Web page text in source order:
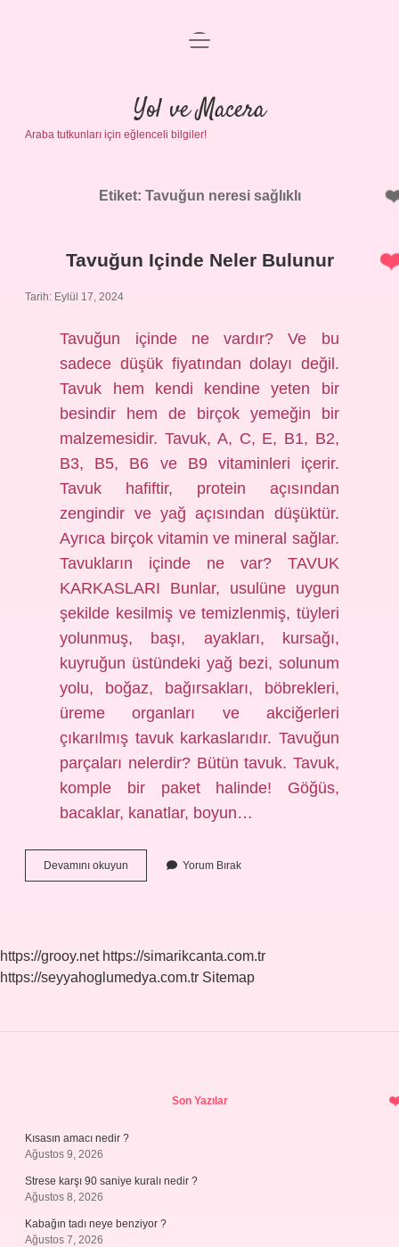
Anasayfa
Gizlilik Politikası
Yasal Uyarı
menüyü
Yol ve Macera
Araba tutkunları için eğlenceli bilgiler!
Etiket: Tavuğun neresi sağlıklı
Tavuğun Içinde Neler Bulunur
Tarih: Eylül 17, 2024
Tavuğun içinde ne vardır? Ve bu
sadece düşük fiyatından dolayı değil.
Tavuk hem kendi kendine yeten bir
besindir hem de birçok yemeğin bir
malzemesidir. Tavuk, A, C, E, B1, B2,
B3, B5, B6 ve B9 vitaminleri içerir.
Tavuk hafiftir, protein açısından
zengindir ve yağ açısından düşüktür.
Ayrıca birçok vitamin ve mineral sağlar.
Tavukların içinde ne var? TAVUK
KARKASLARI Bunlar, usulüne uygun
şekilde kesilmiş ve temizlenmiş, tüyleri
yolunmuş, başı, ayakları, kursağı,
kuyruğun üstündeki yağ bezi, solunum
yolu, boğaz, bağırsakları, böbrekleri,
üreme organları ve akciğerleri
çıkarılmış tavuk karkaslarıdır. Tavuğun
parçaları nelerdir? Bütün tavuk. Tavuk,
komple bir paket halinde! Göğüs,
bacaklar, kanatlar, boyun…
Devamını okuyun Tavuğun
Içinde
Yorum Bırak
https://grooy.net https://simarikcanta.com.tr
https://seyyahoglumedya.com.tr Sitemap
Son Yazılar
Kısasın amacı nedir ?
Ağustos 9, 2026
Strese karşı 90 saniye kuralı nedir ?
Ağustos 8, 2026
Kabağın tadı neye benziyor ?
Ağustos 7, 2026